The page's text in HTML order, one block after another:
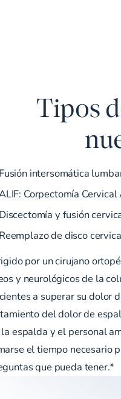
Tipos
Fusión intersomática
Corpectomía
Discectomía y fusión
Reemplazo de disco
por un cirujano
y neurológicos de la
a superar su dolor
del dolor de
espalda y el personal
el tiempo necesario
que pueda tener.*